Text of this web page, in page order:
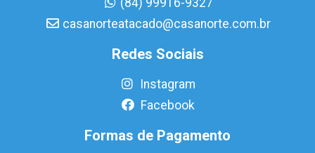
casanorteatacado@casanorte.com.br
Redes Sociais
Instagram
Facebook
Formas de Pagamento